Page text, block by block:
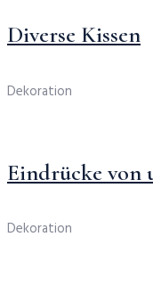
Diverse Kissen
Dekoration
Eindrücke von
Dekoration